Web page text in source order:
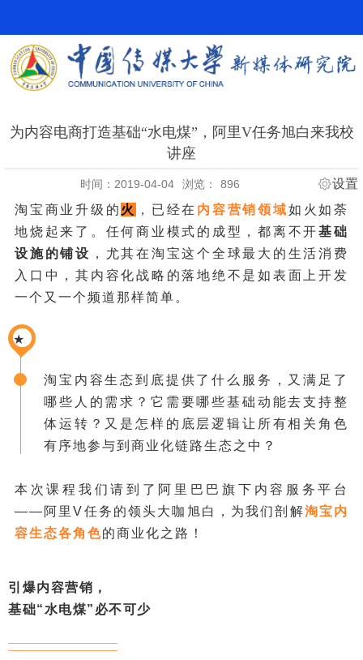
为内容电商打造基础“水电煤”，阿里V任务旭白来我校
讲座
时间：2019-04-04 浏览： 896
设置
淘宝商业升级的 火 ，已经在 内容营销领域如火如荼
地烧起来了。任何商业模式的成型，都离不开基础
设施的铺设 ，尤其在淘宝这个全球最大的生活消费
入口中，其内容化战略的落地绝不是如表面上开发
一个又一个频道那样简单。
★
淘宝内容生态到底提供了什么服务，又满足了
哪些人的需求？它需要哪些基础动能去支持整
体运转？又是怎样的底层逻辑让所有相关角色
有序地参与到商业化链路生态之中？
本次课程我们请到了阿里巴巴旗下内容服务平台
——阿里V任务的领头大咖旭白，为我们剖解淘宝内
容生态各角色的商业化之路！
引爆内容营销，
基础“水电煤”必不可少